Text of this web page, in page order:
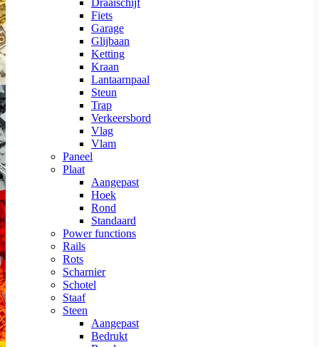
Fiets
Garage
Glijbaan
Ketting
Kraan
Lantaarnpaal
Steun
Trap
Verkeersbord
Vlag
Vlam
Paneel
Plaat
Aangepast
Hoek
Rond
Standaard
Power functions
Rails
Rots
Scharnier
Schotel
Staaf
Steen
Aangepast
Bedrukt